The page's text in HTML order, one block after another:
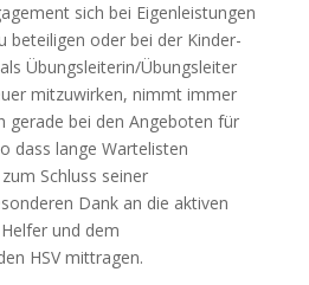
sich bei Eigenleistungen
beteiligen oder bei der Kinder-
Übungsleiterin/Übungsleiter
mitzuwirken, nimmt immer
gerade bei den Angeboten für
dass lange Wartelisten
Schluss seiner
Dank an die aktiven
und dem
HSV mittragen.